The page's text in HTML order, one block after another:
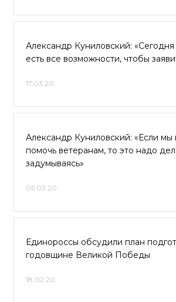
Александр Куниловский:
есть все возможности, чтобы
17.03.20
Александр Куниловский: «Если
помочь ветеранам, то это надо
задумываясь»
05.03.20
Единороссы обсудили план
годовщине Великой Победы
18.02.20